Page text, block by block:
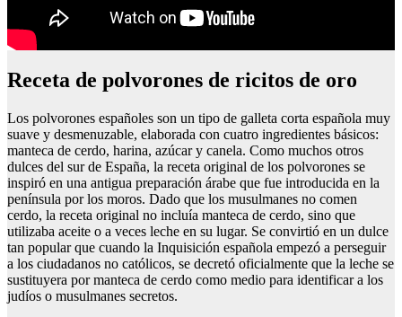
Receta de polvorones de ricitos de oro
Los polvorones españoles son un tipo de galleta corta española muy
suave y desmenuzable, elaborada con cuatro ingredientes básicos:
manteca de cerdo, harina, azúcar y canela. Como muchos otros
dulces del sur de España, la receta original de los polvorones se
inspiró en una antigua preparación árabe que fue introducida en la
península por los moros. Dado que los musulmanes no comen
cerdo, la receta original no incluía manteca de cerdo, sino que
utilizaba aceite o a veces leche en su lugar. Se convirtió en un dulce
tan popular que cuando la Inquisición española empezó a perseguir
a los ciudadanos no católicos, se decretó oficialmente que la leche se
sustituyera por manteca de cerdo como medio para identificar a los
judíos o musulmanes secretos.